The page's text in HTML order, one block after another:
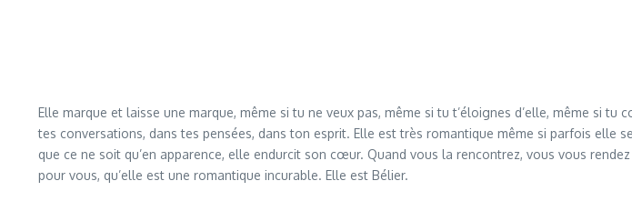
Elle marque et laisse une marque, même si tu ne veux pas, même si tu t’éloignes d’elle, même si
tes conversations, dans tes pensées, dans ton esprit. Elle est très romantique même si parfois elle
que ce ne soit qu’en apparence, elle endurcit son cœur. Quand vous la rencontrez, vous vous
pour vous, qu’elle est une romantique incurable. Elle est Bélier.